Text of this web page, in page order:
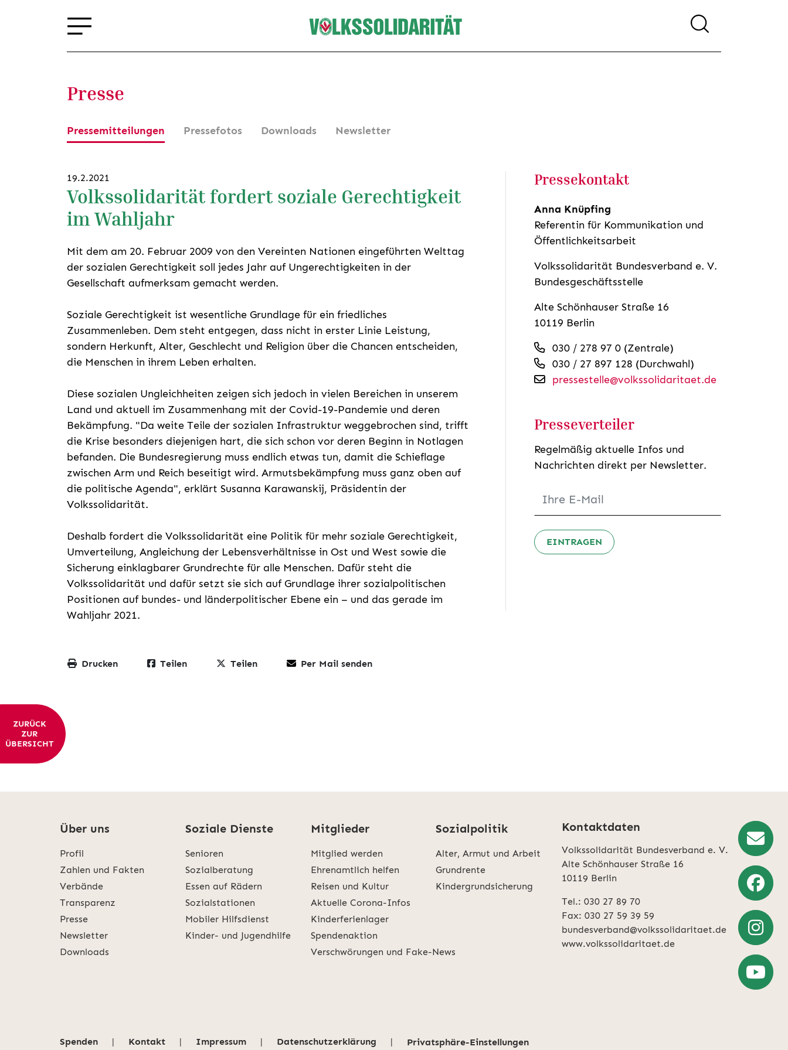
Presse
Pressemitteilungen Pressefotos Downloads Newsletter
19.2.2021
Volkssolidarität fordert soziale Gerechtigkeit
im Wahljahr
Mit dem am 20. Februar 2009 von den Vereinten Nationen eingeführten Welttag
der sozialen Gerechtigkeit soll jedes Jahr auf Ungerechtigkeiten in der
Gesellschaft aufmerksam gemacht werden.
Soziale Gerechtigkeit ist wesentliche Grundlage für ein friedliches
Zusammenleben. Dem steht entgegen, dass nicht in erster Linie Leistung,
sondern Herkunft, Alter, Geschlecht und Religion über die Chancen entscheiden,
die Menschen in ihrem Leben erhalten.
Diese sozialen Ungleichheiten zeigen sich jedoch in vielen Bereichen in unserem
Land und aktuell im Zusammenhang mit der Covid-19-Pandemie und deren
Bekämpfung. "Da weite Teile der sozialen Infrastruktur weggebrochen sind, trifft
die Krise besonders diejenigen hart, die sich schon vor deren Beginn in Notlagen
befanden. Die Bundesregierung muss endlich etwas tun, damit die Schieflage
zwischen Arm und Reich beseitigt wird. Armutsbekämpfung muss ganz oben auf
die politische Agenda", erklärt Susanna Karawanskij, Präsidentin der
Volkssolidarität.
Deshalb fordert die Volkssolidarität eine Politik für mehr soziale Gerechtigkeit,
Umverteilung, Angleichung der Lebensverhältnisse in Ost und West sowie die
Sicherung einklagbarer Grundrechte für alle Menschen. Dafür steht die
Volkssolidarität und dafür setzt sie sich auf Grundlage ihrer sozialpolitischen
Positionen auf bundes- und länderpolitischer Ebene ein – und das gerade im
Wahljahr 2021.
Drucken Teilen Teilen Per Mail senden
Pressekontakt
Anna Knüpfing
Referentin für Kommunikation und
Öffentlichkeitsarbeit
Volkssolidarität Bundesverband e. V.
Bundesgeschäftsstelle
Alte Schönhauser Straße 16
10119 Berlin
030 / 278 97 0 (Zentrale)
030 / 27 897 128 (Durchwahl)
pressestelle@volkssolidaritaet.de
Presseverteiler
Regelmäßig aktuelle Infos und
Nachrichten direkt per Newsletter.
EINTRAGEN
ZURÜCK
ZUR
ÜBERSICHT
Über uns
Profil
Zahlen und Fakten
Verbände
Transparenz
Presse
Newsletter
Downloads
Soziale Dienste
Senioren
Sozialberatung
Essen auf Rädern
Sozialstationen
Mobiler Hilfsdienst
Kinder- und Jugendhilfe
Mitglieder
Mitglied werden
Ehrenamtlich helfen
Reisen und Kultur
Aktuelle Corona-Infos
Kinderferienlager
Spendenaktion
Verschwörungen und Fake-News
Sozialpolitik
Alter, Armut und Arbeit
Grundrente
Kindergrundsicherung
Kontaktdaten
Volkssolidarität Bundesverband e. V.
Alte Schönhauser Straße 16
10119 Berlin
Tel.: 030 27 89 70
Fax: 030 27 59 39 59
bundesverband@volkssolidaritaet.de
www.volkssolidaritaet.de
Spenden | Kontakt | Impressum | Datenschutzerklärung | Privatsphäre-Einstellungen
Weiter
zu
Facebook
Weiter
zu